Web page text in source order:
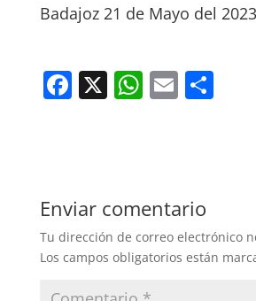
Badajoz 21 de Mayo del
F
b
o
o
X W
A
p
p
E C
tir
Enviar comentario
Tu dirección de correo electrónico
Los campos obligatorios están